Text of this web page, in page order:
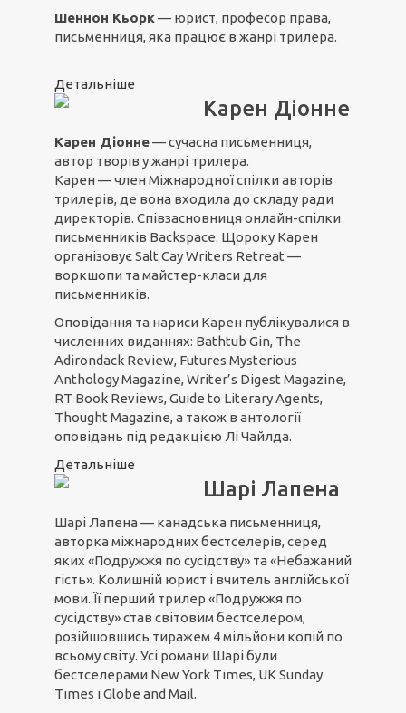
Шеннон Кьорк— юрист, професор права,
письменниця, яка працює в жанрі трилера.
Детальніше
Карен Діонне
Карен Діонне— сучасна письменниця,
автор творів у жанрі трилера.
Карен — член Міжнародної спілки авторів
трилерів, де вона входила до складу ради
директорів. Cпівзасновниця онлайн-спілки
письменників Backspace. Щороку Карен
організовує Salt Cay Writers Retreat —
воркшопи та майстер-класи для
письменників.
Оповідання та нариси Карен публікувалися в
численних виданнях: Bathtub Gin, The
Adirondack Review, Futures Mysterious
Anthology Magazine, Writer’s Digest Magazine,
RT Book Reviews, Guide to Literary Agents,
Thought Magazine, а також в антології
оповідань під редакцією Лі Чайлда.
Детальніше
Шарі Лапена
Шарі Лапена — канадська письменниця,
авторка міжнародних бестселерів, серед
яких «Подружжя по сусідству» та «Небажаний
гість». Колишній юрист і вчитель англійської
мови. Її перший трилер «Подружжя по
сусідству» став світовим бестселером,
розійшовшись тиражем 4 мільйони копій по
всьому світу. Усі романи Шарі були
бестселерами New York Times, UK Sunday
Times і Globe and Mail.